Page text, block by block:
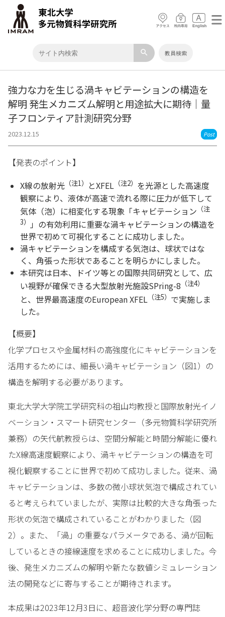
search 教員検索
強力な力を生じる渦キャビテーションの構造を
解明 発生メカニズム解明と用途拡大に期待｜量
子フロンティア計測研究分野
2023.12.15 Post
【発表のポイント】
X線の放射光 （注1） とXFEL （注2） を光源とした高速度
観察により、液体が高速で流れる際に圧力が低下して
気体（泡）に相変化する現象「キャビテーション （注
3）
」の有効利用に重要な渦キャビテーションの構造を
世界で初めて可視化することに成功しました。
渦キャビテーションを構成する気泡は、球状ではな
く、角張った形状であることを明らかにしました。
本研究は日本、ドイツ等との国際共同研究として、広
い視野が確保できる大型放射光施設SPring-8 （注4）
と、世界最高速度のEuropean XFEL （注5） で実施しま
した。
【概要】
化学プロセスや金属材料の高強度化にキャビテーションを
活用するためには、細長い渦キャビテーション（図1）の
構造を解明する必要があります。
東北大学大学院工学研究科の祖山均教授と国際放射光イノ
ベーション・スマート研究センター（多元物質科学研究所
兼務）の矢代航教授らは、空間分解能と時間分解能に優れ
たX線高速度観察により、渦キャビテーションの構造を可
視化観察することに世界で初めて成功しました。従来、渦
キャビテーションは、多数の微小球状気泡で構成されてい
ると考えられていましたが、実際は比較的大きな角張った
形状の気泡で構成されていることがわかりました（図
2）。また、「渦」の重要なパラメータである、渦が回転
しているときの接線速度を求めることに成功しました。今
後、発生メカニズムの解明や新たな数値シミュレーション
法の開発などに寄与することが期待されます。
本成果は2023年12月3日に、超音波化学分野の専門誌